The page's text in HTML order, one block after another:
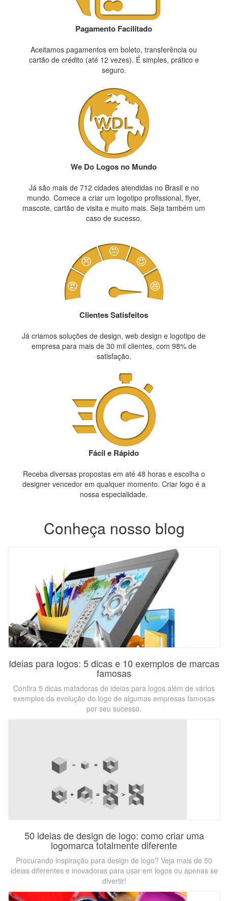
Pagamento Facilitado
Aceitamos pagamentos em boleto, transferência ou
cartão de crédito (até 12 vezes). É simples, prático e
seguro.
We Do Logos no Mundo
Já são mais de 712 cidades atendidas no Brasil e no
mundo. Comece a criar um logotipo profissional, flyer,
mascote, cartão de visita e muito mais. Seja também um
caso de sucesso.
Clientes Satisfeitos
Já criamos soluções de design, web design e logotipo de
empresa para mais de 30 mil clientes, com 98% de
satisfação.
Fácil e Rápido
Receba diversas propostas em até 48 horas e escolha o
designer vencedor em qualquer momento. Criar logo é a
nossa especialidade.
Conheça nosso blog
Ideias para logos: 5 dicas e 10 exemplos de marcas
famosas
Confira 5 dicas matadoras de ideias para logos além de vários
exemplos da evolução do logo de algumas empresas famosas
por seu sucesso.
50 ideias de design de logo: como criar uma
logomarca totalmente diferente
Procurando inspiração para design de logo? Veja mais de 50
ideias diferentes e inovadoras para usar em logos ou apenas se
divertir!